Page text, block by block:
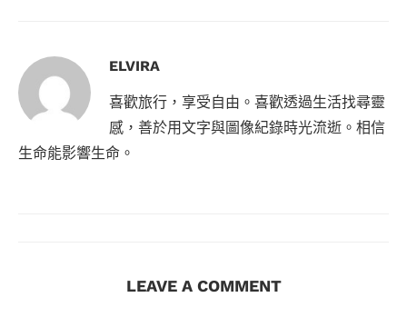
ELVIRA
喜歡旅行，享受自由。喜歡透過生活找尋靈
感，善於用文字與圖像紀錄時光流逝。相信
生命能影響生命。
LEAVE A COMMENT